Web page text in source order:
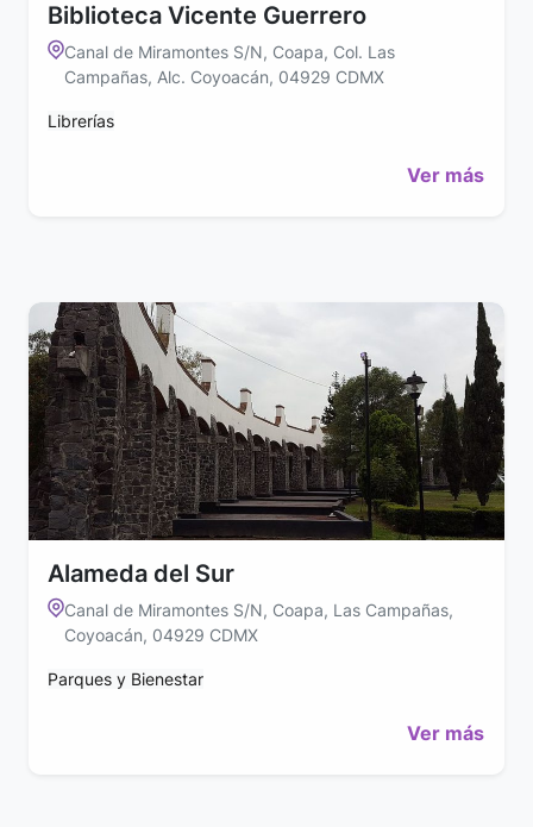
Biblioteca Vicente Guerrero
Canal de Miramontes S/N, Coapa, Col. Las
Campañas, Alc. Coyoacán, 04929 CDMX
Librerías
Ver más
Alameda del Sur
Canal de Miramontes S/N, Coapa, Las Campañas,
Coyoacán, 04929 CDMX
Parques y Bienestar
Ver más